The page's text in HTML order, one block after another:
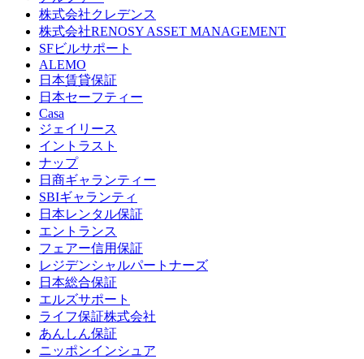
株式会社クレデンス
株式会社RENOSY ASSET MANAGEMENT
SFビルサポート
ALEMO
日本賃貸保証
日本セーフティー
Casa
ジェイリース
イントラスト
ナップ
日商ギャランティー
SBIギャランティ
日本レンタル保証
エントランス
フェアー信用保証
レジデンシャルパートナーズ
日本総合保証
エルズサポート
ライフ保証株式会社
あんしん保証
ニッポンインシュア